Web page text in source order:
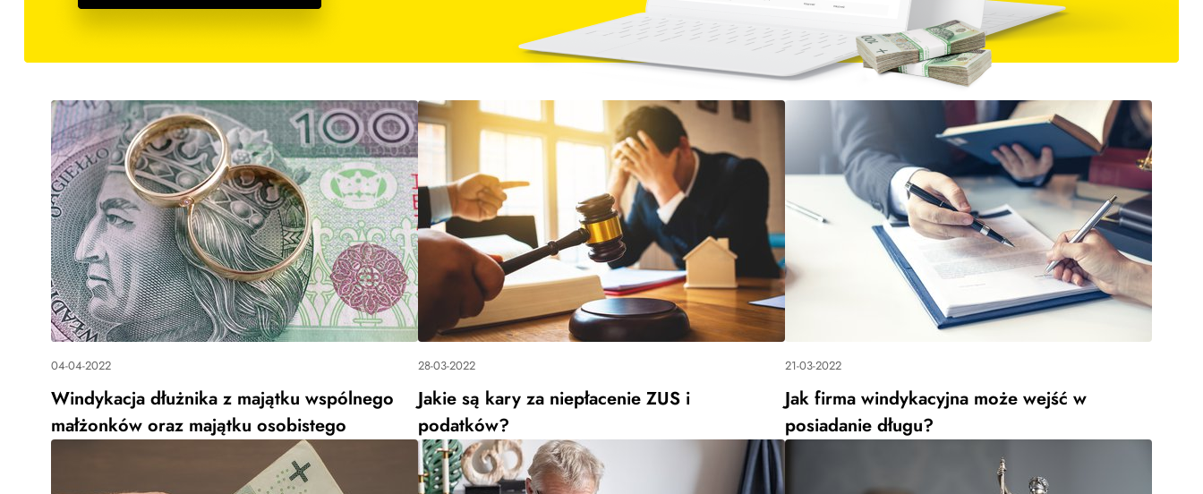
04-04-2022
Windykacja dłużnika z majątku wspólnego
małżonków oraz majątku osobistego
28-03-2022
Jakie są kary za niepłacenie ZUS i
podatków?
21-03-2022
Jak firma windykacyjna może wejść w
posiadanie długu?